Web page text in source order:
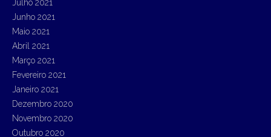
Julho 2021
Junho 2021
Maio 2021
Abril 2021
Março 2021
Fevereiro 2021
Janeiro 2021
Dezembro 2020
Novembro 2020
Outubro 2020